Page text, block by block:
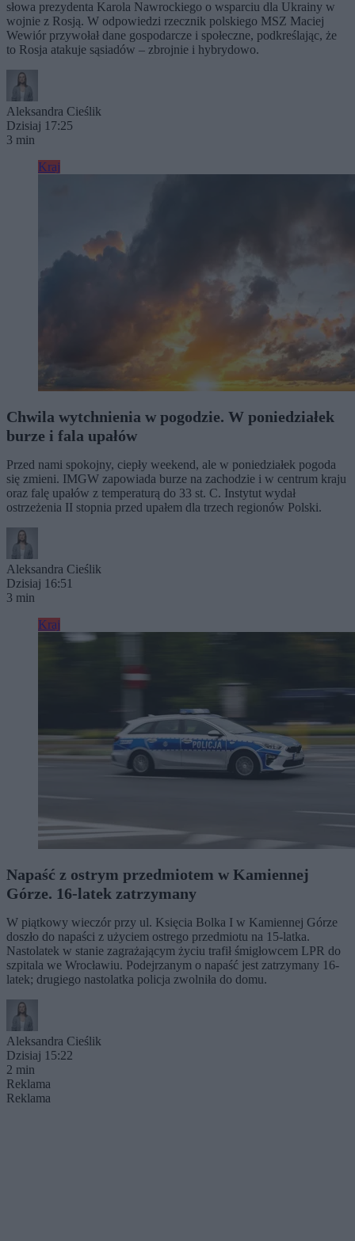
słowa prezydenta Karola Nawrockiego o wsparciu dla Ukrainy w
wojnie z Rosją. W odpowiedzi rzecznik polskiego MSZ Maciej
Wewiór przywołał dane gospodarcze i społeczne, podkreślając, że
to Rosja atakuje sąsiadów – zbrojnie i hybrydowo.
Aleksandra Cieślik
Dzisiaj 17:25
3 min
Kraj
Chwila wytchnienia w pogodzie. W poniedziałek
burze i fala upałów
Przed nami spokojny, ciepły weekend, ale w poniedziałek pogoda
się zmieni. IMGW zapowiada burze na zachodzie i w centrum kraju
oraz falę upałów z temperaturą do 33 st. C. Instytut wydał
ostrzeżenia II stopnia przed upałem dla trzech regionów Polski.
Aleksandra Cieślik
Dzisiaj 16:51
3 min
Kraj
Napaść z ostrym przedmiotem w Kamiennej
Górze. 16-latek zatrzymany
W piątkowy wieczór przy ul. Księcia Bolka I w Kamiennej Górze
doszło do napaści z użyciem ostrego przedmiotu na 15-latka.
Nastolatek w stanie zagrażającym życiu trafił śmigłowcem LPR do
szpitala we Wrocławiu. Podejrzanym o napaść jest zatrzymany 16-
latek; drugiego nastolatka policja zwolniła do domu.
Aleksandra Cieślik
Dzisiaj 15:22
2 min
Reklama
Reklama